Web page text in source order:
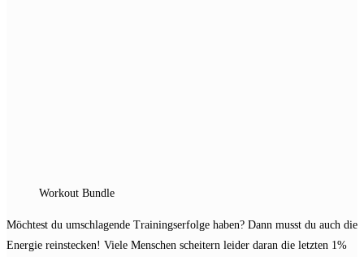
Workout Bundle
Möchtest du umschlagende Trainingserfolge haben? Dann musst du auch die
Energie reinstecken! Viele Menschen scheitern leider daran die letzten 1%